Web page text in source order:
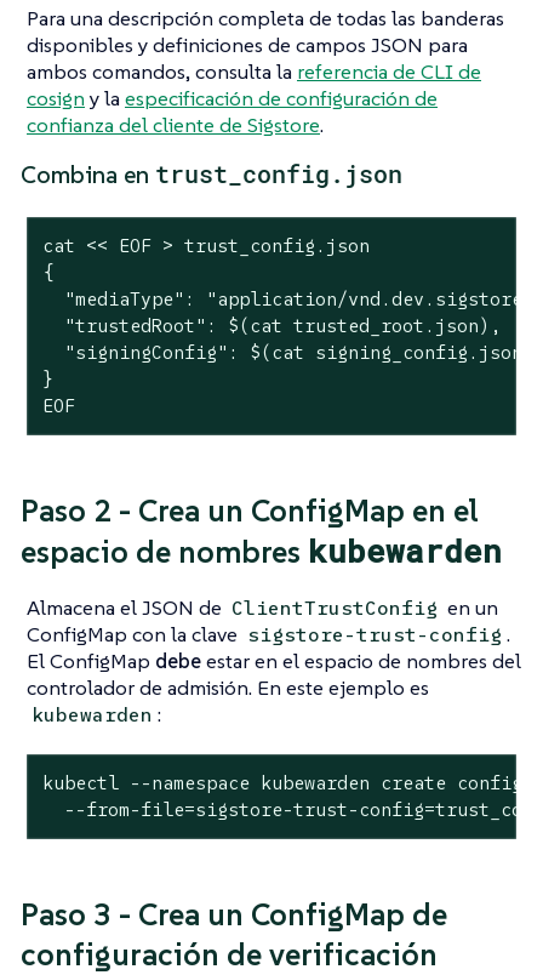
Para una descripción completa de todas las banderas
disponibles y definiciones de campos JSON para
ambos comandos, consulta la referencia de CLI de
cosign y la especificación de configuración de
confianza del cliente de Sigstore.
Combina en trust_config.json
cat << EOF > trust_config.json
{
"mediaType": "application/
  "trustedRoot": $(cat trusted_root.json),
  "signingConfig": $(cat signing_config.json)
}
EOF
Paso 2 - Crea un ConfigMap en el
espacio de nombres kubewarden
Almacena el JSON de ClientTrustConfig en un
ConfigMap con la clave sigstore-trust-config .
El ConfigMap debeestar en el espacio de nombres del
controlador de admisión. En este ejemplo es
kubewarden :
kubectl --namespace kubewarden create
--from-file=sigstore-trust-
Paso 3 - Crea un ConfigMap de
configuración de verificación